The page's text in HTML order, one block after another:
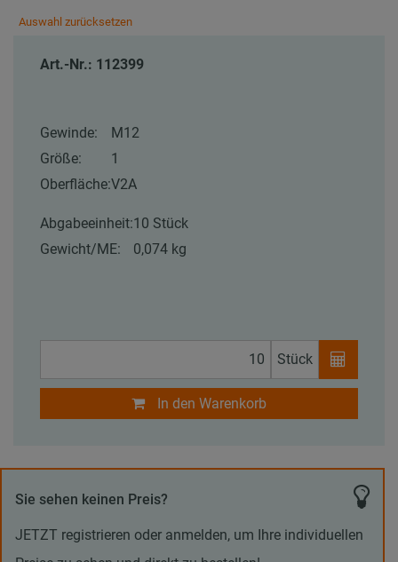
Auswahl zurücksetzen
Art.-Nr.: 112399
Gewinde:
M12
Größe:
1
Oberfläche:V2A
Abgabeeinheit:10 Stück
Gewicht/ME:
0,074 kg
Stück
In den Warenkorb
Sie sehen keinen Preis?
JETZT registrieren oder anmelden, um Ihre individuellen